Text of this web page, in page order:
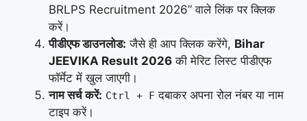
BRLPS Recruitment 2026” वाले लिंक पर क्लिक
करें।
पीडीएफ डाउनलोड: जैसे ही आप क्लिक करेंगे, Bihar
JEEVIKA Result 2026 की मेरिट लिस्ट पीडीएफ
फॉर्मेट में खुल जाएगी।
नाम सर्च करें: Ctrl + F दबाकर अपना रोल नंबर या नाम
टाइप करें।